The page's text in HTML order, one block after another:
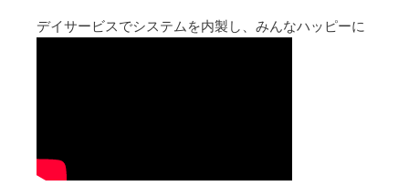
デイサービスでシステムを内製し、みんなハッピーに